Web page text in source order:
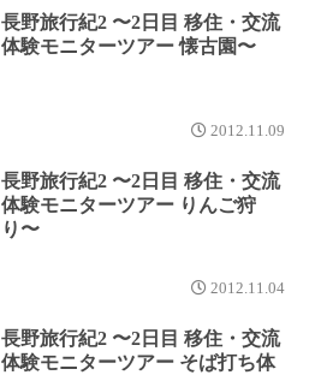
長野旅行紀2 〜2日目 移住・交流
体験モニターツアー 懐古園〜
2012.11.09
長野旅行紀2 〜2日目 移住・交流
体験モニターツアー りんご狩
り〜
2012.11.04
長野旅行紀2 〜2日目 移住・交流
体験モニターツアー そば打ち体